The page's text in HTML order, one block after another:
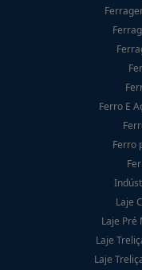
Ferro E
Ferro
Laje
Laje Pré
Laje
Laje